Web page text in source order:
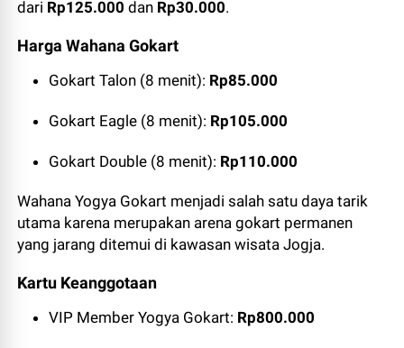
dari Rp125.000 dan Rp30.000.
Harga Wahana Gokart
Gokart Talon (8 menit): Rp85.000
Gokart Eagle (8 menit): Rp105.000
Gokart Double (8 menit): Rp110.000
Wahana Yogya Gokart menjadi salah satu daya tarik
utama karena merupakan arena gokart permanen
yang jarang ditemui di kawasan wisata Jogja.
Kartu Keanggotaan
VIP Member Yogya Gokart: Rp800.000